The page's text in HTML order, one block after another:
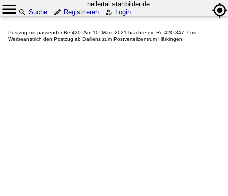
hellertal.startbilder.de
Suche
Registrieren Login
Postzug mit passender Re 420. Am 10. März 2021 brachte die Re 420 347-7 mit
Werbeanstrich den Postzug ab Daillens zum Postverteilzentrum Härkingen